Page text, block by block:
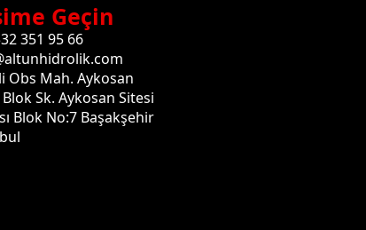
Geçin
351 95 66
Obs Mah. Aykosan
Blok Sk. Aykosan Sitesi
Blok No:7 Başakşehir